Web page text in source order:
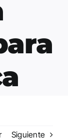
Siguiente